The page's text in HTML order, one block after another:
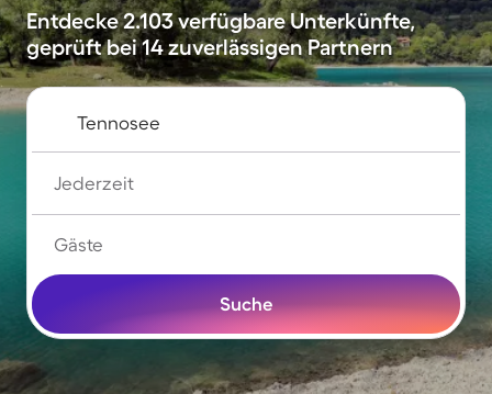
Entdecke 2.103 verfügbare Unterkünfte,
geprüft bei 14 zuverlässigen Partnern
Jederzeit
Gäste
Suche